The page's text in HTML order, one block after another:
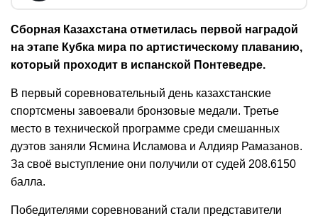
Сборная Казахстана отметилась первой наградой
на этапе Кубка мира по артистическому плаванию,
который проходит в испанской Понтеведре.
В первый соревновательный день казахстанские
спортсмены завоевали бронзовые медали. Третье
место в технической программе среди смешанных
дуэтов заняли Ясмина Исламова и Алдияр Рамазанов.
За своё выступление они получили от судей 208.6150
балла.
Победителями соревнований стали представители